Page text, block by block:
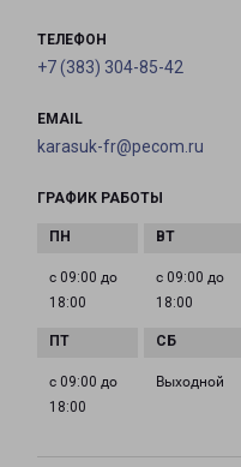
ТЕЛЕФОН
+7 (383) 304-85-42
EMAIL
karasuk-fr@pecom.ru
ГРАФИК РАБОТЫ
с 09:00 до
18:00
с 09:00 до
18:00
с 09:00 до
18:00
Выходной